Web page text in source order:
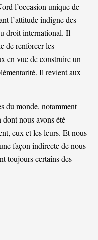
l’occasion unique de
l’attitude indigne des
droit international. Il
de renforcer les
en vue de construire un
Il revient aux
du monde, notamment
dont nous avons été
eux et les leurs. Et nous
façon indirecte de nous
toujours certains des